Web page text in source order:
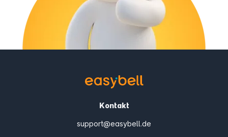
Kontakt
support@easybell.de